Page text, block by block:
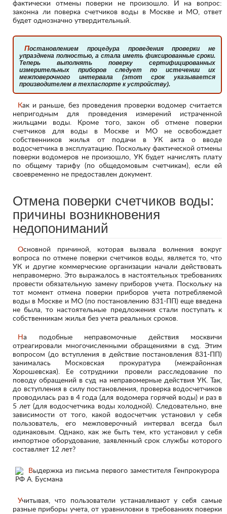
фактически отмены поверки не произошло. И на вопрос:
законна ли поверка счетчиков воды в Москве и МО, ответ
будет однозначно утвердительный.
Постановлением процедура проведения проверки не
упразднена полностью, а стала иметь фиксированные сроки.
Теперь выполнять поверку сертифицированных
измерительных приборов следует по истечении их
межповерочного интервала (этот срок указывается
производителем в техпаспорте к устройству).
Как и раньше, без проведения проверки водомер считается
непригодным для проведения измерений истраченной
жильцами воды. Кроме того, закон об отмене поверки
счетчиков для воды в Москве и МО не освобождает
собственников жилья от подачи в УК акта о вводе
водосчетчика в эксплуатацию. Поскольку фактической отмены
поверки водомеров не произошло, УК будет начислять плату
по общему тарифу (по общедомовым счетчикам), если ей
своевременно не предоставлен документ.
Отмена поверки счетчиков воды:
причины возникновения
недопониманий
Основной причиной, которая вызвала волнения вокруг
вопроса по отмене поверки счетчиков воды, является то, что
УК и другие коммерческие организации начали действовать
неправомерно. Это выражалось в настоятельных требованиях
провести обязательную замену приборов учета. Поскольку на
тот момент отмена поверки приборов учета потребляемой
воды в Москве и МО (по постановлению 831-ПП) еще введена
не была, то настоятельные предложения стали поступать к
собственникам жилья без учета реальных сроков.
На подобные неправомочные действия москвичи
отреагировали многочисленными обращениями в суд. Этим
вопросом (до вступления в действие постановления 831-ПП)
занималась Московская прокуратура (межрайонная
Хорошевская). Ее сотрудники провели расследование по
поводу обращений в суд на неправомерные действия УК. Так,
до вступления в силу постановления, проверка водосчетчиков
проводилась раз в 4 года (для водомера горячей воды) и раз в
5 лет (для водосчетчика воды холодной). Следовательно, вне
зависимости от того, какой водосчетчик установил у себя
пользователь, его межповерочный интервал всегда был
одинаковым. Однако, как же быть тем, кто установил у себя
импортное оборудование, заявленный срок службы которого
составляет 12 лет?
Учитывая, что пользователи устанавливают у себя самые
разные приборы учета, от уравниловки в требованиях поверки